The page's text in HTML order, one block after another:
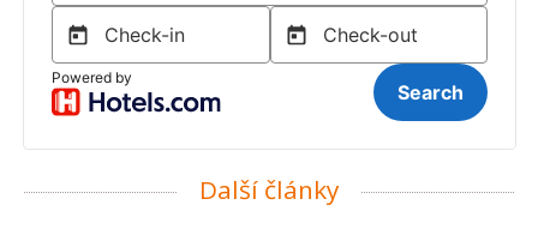
Další články